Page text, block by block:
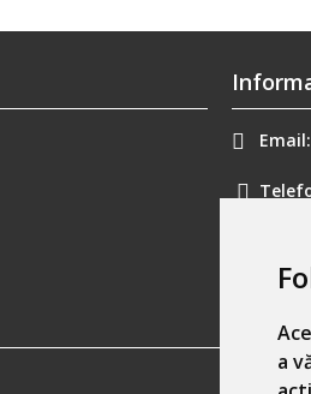
a
Email: